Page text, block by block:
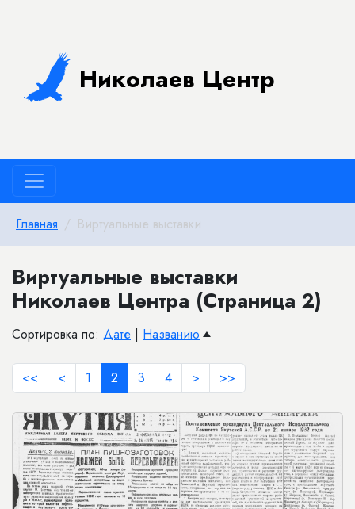
Николаев Центр
Главная Виртуальные выставки
Виртуальные выставки
Николаев Центра (Страница 2)
Сортировка по: Дате | Названию
<< < 1 2 3 4 > >>